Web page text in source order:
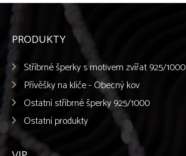
PRODUKTY
Stříbrné šperky s motivem zvířat 925/1000
Přívěšky na klíče - Obecný kov
Ostatní stříbrné šperky 925/1000
Ostatní produkty